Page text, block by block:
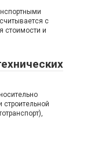
с
стоимости и